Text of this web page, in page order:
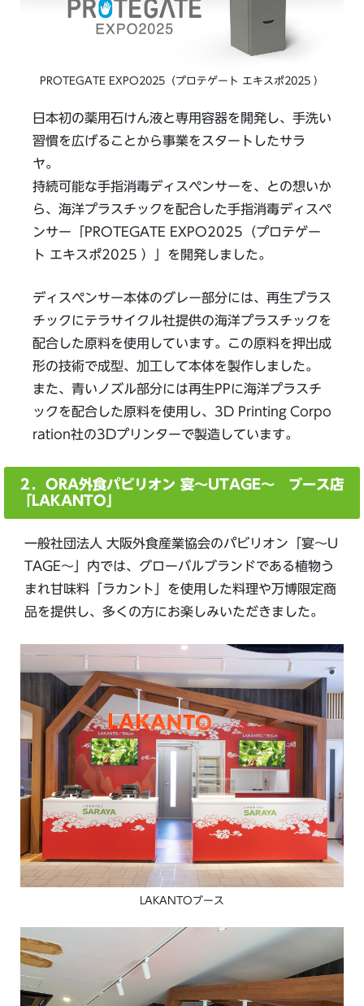
PROTEGATE EXPO2025（プロテゲート エキスポ2025 ）
日本初の薬用石けん液と専用容器を開発し、手洗い
習慣を広げることから事業をスタートしたサラ
ヤ。
持続可能な手指消毒ディスペンサーを、との想いか
ら、海洋プラスチックを配合した手指消毒ディスペ
ンサー「PROTEGATE EXPO2025（プロテゲー
ト エキスポ2025 ）」を開発しました。
ディスペンサー本体のグレー部分には、再生プラス
チックにテラサイクル社提供の海洋プラスチックを
配合した原料を使用しています。この原料を押出成
形の技術で成型、加工して本体を製作しました。
また、青いノズル部分には再生PPに海洋プラスチ
ックを配合した原料を使用し、3D Printing Corpo
ration社の3Dプリンターで製造しています。
２．ORA外食パビリオン 宴～UTAGE～ ブース店
「LAKANTO」
一般社団法人 大阪外食産業協会のパビリオン「宴～U
TAGE～」内では、グローバルブランドである植物う
まれ甘味料「ラカント」を使用した料理や万博限定商
品を提供し、多くの方にお楽しみいただきました。
LAKANTOブース